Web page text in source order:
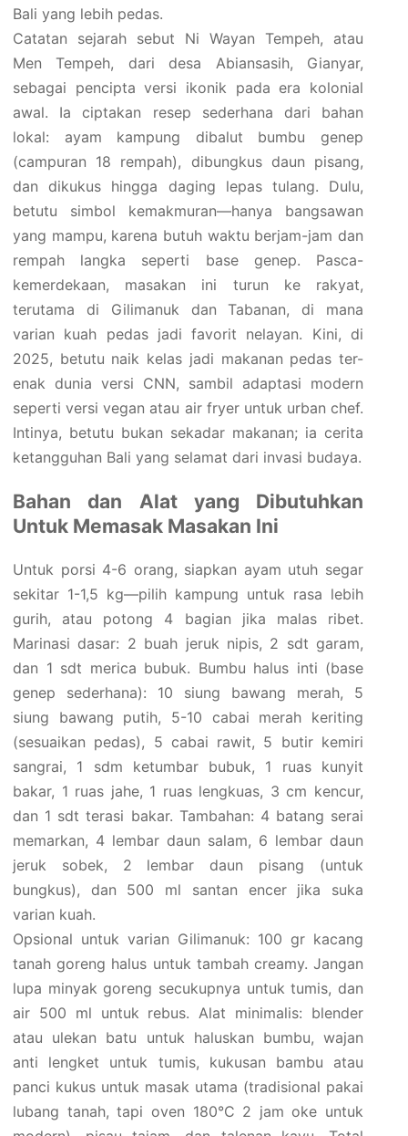
Bali yang lebih pedas.
Catatan sejarah sebut Ni Wayan Tempeh, atau
Men Tempeh, dari desa Abiansasih, Gianyar,
sebagai pencipta versi ikonik pada era kolonial
awal. Ia ciptakan resep sederhana dari bahan
lokal: ayam kampung dibalut bumbu genep
(campuran 18 rempah), dibungkus daun pisang,
dan dikukus hingga daging lepas tulang. Dulu,
betutu simbol kemakmuran—hanya bangsawan
yang mampu, karena butuh waktu berjam-jam dan
rempah langka seperti base genep. Pasca-
kemerdekaan, masakan ini turun ke rakyat,
terutama di Gilimanuk dan Tabanan, di mana
varian kuah pedas jadi favorit nelayan. Kini, di
2025, betutu naik kelas jadi makanan pedas ter-
enak dunia versi CNN, sambil adaptasi modern
seperti versi vegan atau air fryer untuk urban chef.
Intinya, betutu bukan sekadar makanan; ia cerita
ketangguhan Bali yang selamat dari invasi budaya.
Bahan dan Alat yang Dibutuhkan
Untuk Memasak Masakan Ini
Untuk porsi 4-6 orang, siapkan ayam utuh segar
sekitar 1-1,5 kg—pilih kampung untuk rasa lebih
gurih, atau potong 4 bagian jika malas ribet.
Marinasi dasar: 2 buah jeruk nipis, 2 sdt garam,
dan 1 sdt merica bubuk. Bumbu halus inti (base
genep sederhana): 10 siung bawang merah, 5
siung bawang putih, 5-10 cabai merah keriting
(sesuaikan pedas), 5 cabai rawit, 5 butir kemiri
sangrai, 1 sdm ketumbar bubuk, 1 ruas kunyit
bakar, 1 ruas jahe, 1 ruas lengkuas, 3 cm kencur,
dan 1 sdt terasi bakar. Tambahan: 4 batang serai
memarkan, 4 lembar daun salam, 6 lembar daun
jeruk sobek, 2 lembar daun pisang (untuk
bungkus), dan 500 ml santan encer jika suka
varian kuah.
Opsional untuk varian Gilimanuk: 100 gr kacang
tanah goreng halus untuk tambah creamy. Jangan
lupa minyak goreng secukupnya untuk tumis, dan
air 500 ml untuk rebus. Alat minimalis: blender
atau ulekan batu untuk haluskan bumbu, wajan
anti lengket untuk tumis, kukusan bambu atau
panci kukus untuk masak utama (tradisional pakai
lubang tanah, tapi oven 180°C 2 jam oke untuk